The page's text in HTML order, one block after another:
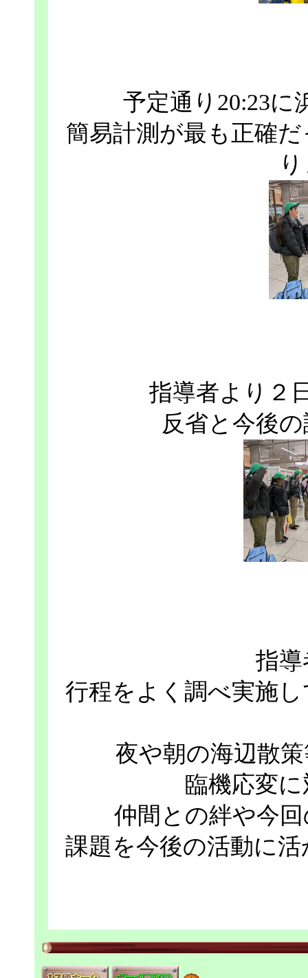
予定通り20:23に
簡易計測が最も正確
指導者より２
反省と今後
指
行程をよく調べ実施
夜や朝の海辺散
臨機応変
仲間との絆や今
課題を今後の活動に